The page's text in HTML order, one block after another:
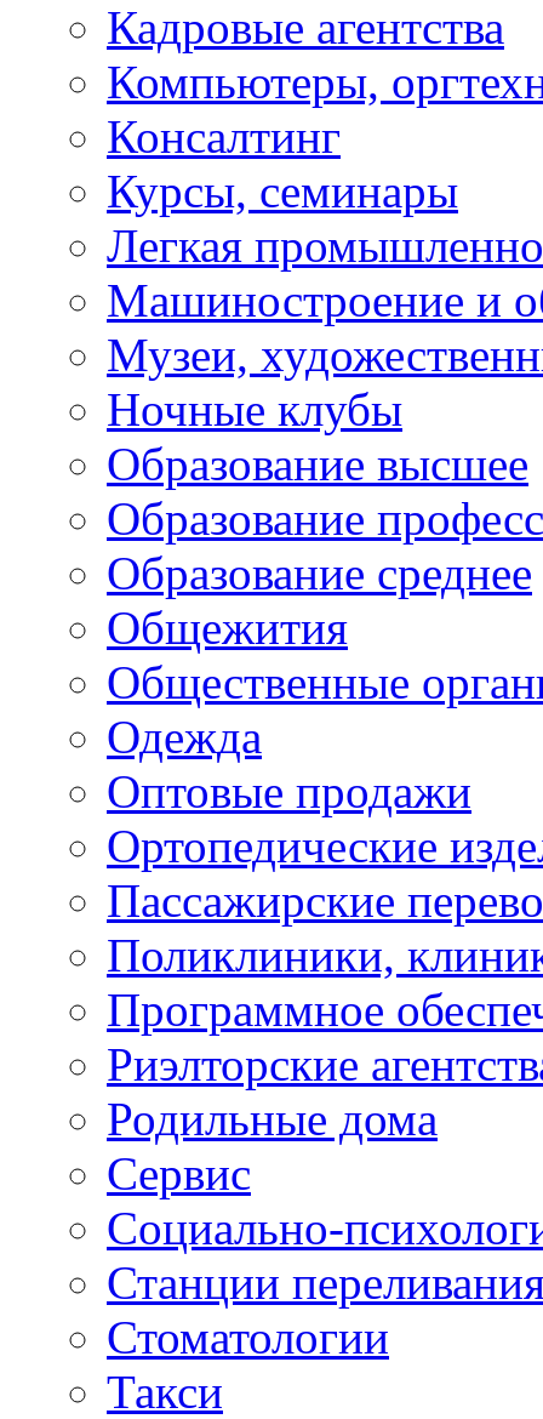
Кадровые агентства
Компьютеры,
Консалтинг
Курсы, семинары
Легкая
Машиностроение и
Музеи,
Ночные клубы
Образование высшее
Образование
Образование среднее
Общежития
Общественные
Одежда
Оптовые продажи
Ортопедические
Пассажирские
Поликлиники,
Программное
Риэлторские
Родильные дома
Сервис
Социально-
Станции
Стоматологии
Такси